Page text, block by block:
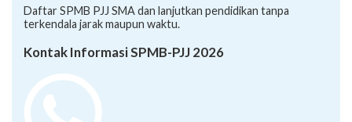
Daftar SPMB PJJ SMA dan lanjutkan pendidikan tanpa
terkendala jarak maupun waktu.
Kontak Informasi SPMB-PJJ 2026